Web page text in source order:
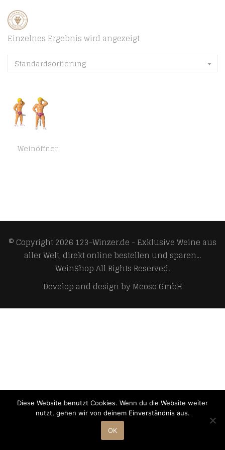
Einzelnes Ergebnis wird angezeigt
Standardsortierung
Weinöffner
© Copyright 2026 123-Winzer.de - Exklusive Weine aus
aller Welt, direkt online bestellen und sparen...
WeinShopAll Rights Reserved.
Develop and design byMeoso GmbH
Diese Website benutzt Cookies. Wenn du die Website weiter
nutzt, gehen wir von deinem Einverständnis aus.
OK